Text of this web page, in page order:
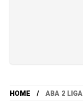
HOME ABA 2 LIGA